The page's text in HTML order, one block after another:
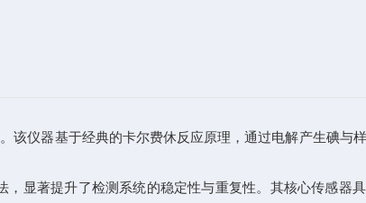
该仪器基于经典的卡尔费休反应原理，通过电解产生碘与
显著提升了检测系统的稳定性与重复性。其核心传感器